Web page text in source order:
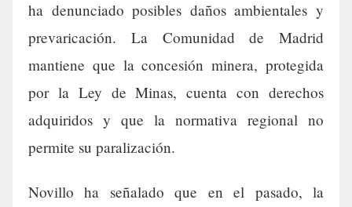
ha denunciado posibles daños ambientales y
prevaricación. La Comunidad de Madrid
mantiene que la concesión minera, protegida
por la Ley de Minas, cuenta con derechos
adquiridos y que la normativa regional no
permite su paralización.
Novillo ha señalado que en el pasado, la